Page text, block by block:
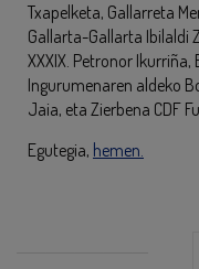
Txapelketa, Gallarreta
Gallarta-Gallarta Ibilaldi
XXXIX. Petronor
Ingurumenaren aldeko
Jaia, eta Zierbena CDF
Egutegia, hemen.